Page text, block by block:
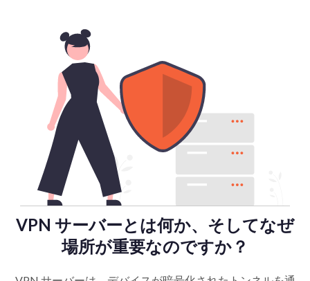
VPN サーバーとは何か、そしてなぜ
場所が重要なのですか？